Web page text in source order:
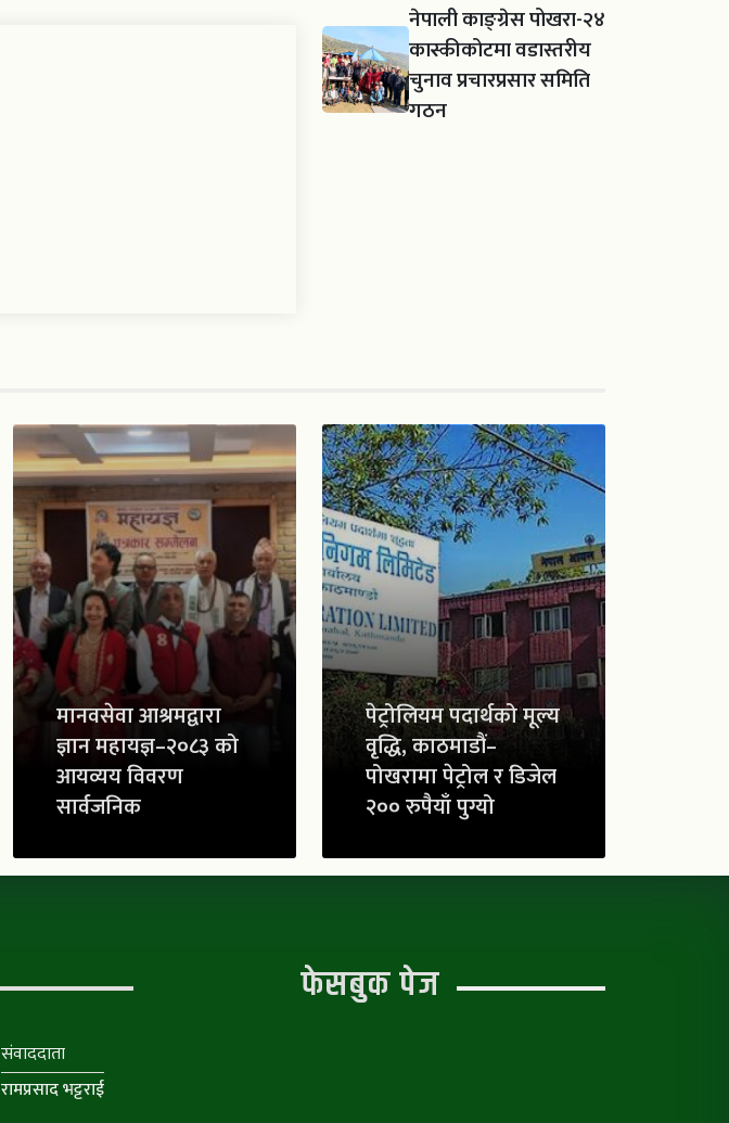
नेपाली काङ्ग्रेस पोखरा-२४
कास्कीकोटमा वडास्तरीय
चुनाव प्रचारप्रसार समिति
गठन
मानवसेवा आश्रमद्वारा
ज्ञान महायज्ञ–२०८३ को
आयव्यय विवरण
सार्वजनिक
पेट्रोलियम पदार्थको मूल्य
वृद्धि, काठमाडौं–
पोखरामा पेट्रोल र डिजेल
२०० रुपैयाँ पुग्यो
संवाददाता
रामप्रसाद भट्टराई
फेसबुक पेज